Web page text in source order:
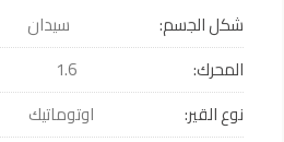
شكل الجسم:
سيدان
المحرك:
1.6
نوع القير:
اوتوماتيك